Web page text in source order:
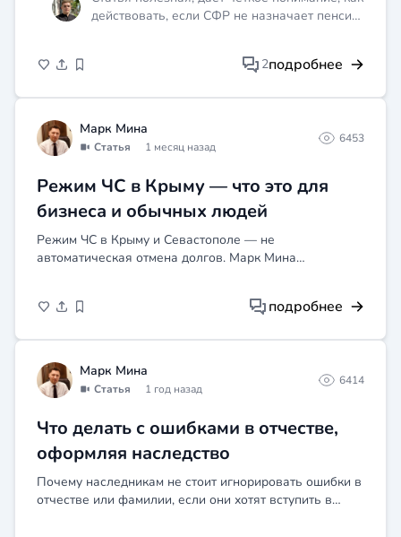
действовать, если СФР не назначает пенсию
2подробнее
Марк Мина
Статья 1 месяц назад
6453
Режим ЧС в Крыму — что это для
бизнеса и обычных людей
Режим ЧС в Крыму и Севастополе — не
автоматическая отмена долгов. Марк Мина
нужные документы.
подробнее
Марк Мина
Статья 1 год назад
6414
Что делать с ошибками в отчестве,
оформляя наследство
Почему наследникам не стоит игнорировать ошибки в
отчестве или фамилии, если они хотят вступить в